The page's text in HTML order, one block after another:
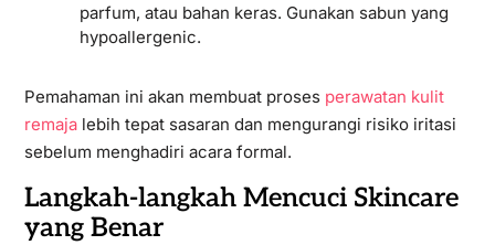
parfum, atau bahan keras. Gunakan sabun yang
hypoallergenic.
Pemahaman ini akan membuat proses perawatan kulit
remajalebih tepat sasaran dan mengurangi risiko iritasi
sebelum menghadiri acara formal.
Langkah-langkah Mencuci Skincare
yang Benar